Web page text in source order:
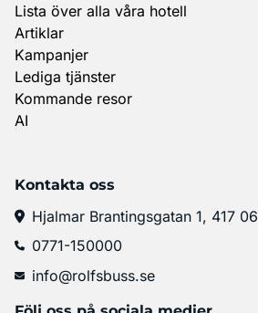
Lista över alla våra hotell
Artiklar
Kampanjer
Lediga tjänster
Kommande resor
AI
Kontakta oss
Hjalmar Brantingsgatan 1, 417
0771-150000
info@rolfsbuss.se